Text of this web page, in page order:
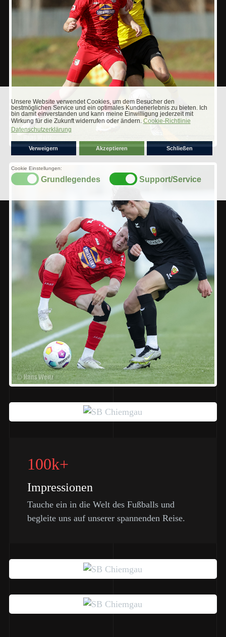
100k+
Impressionen
Tauche ein in die Welt des Fußballs und
begleite uns auf unserer spannenden Reise.